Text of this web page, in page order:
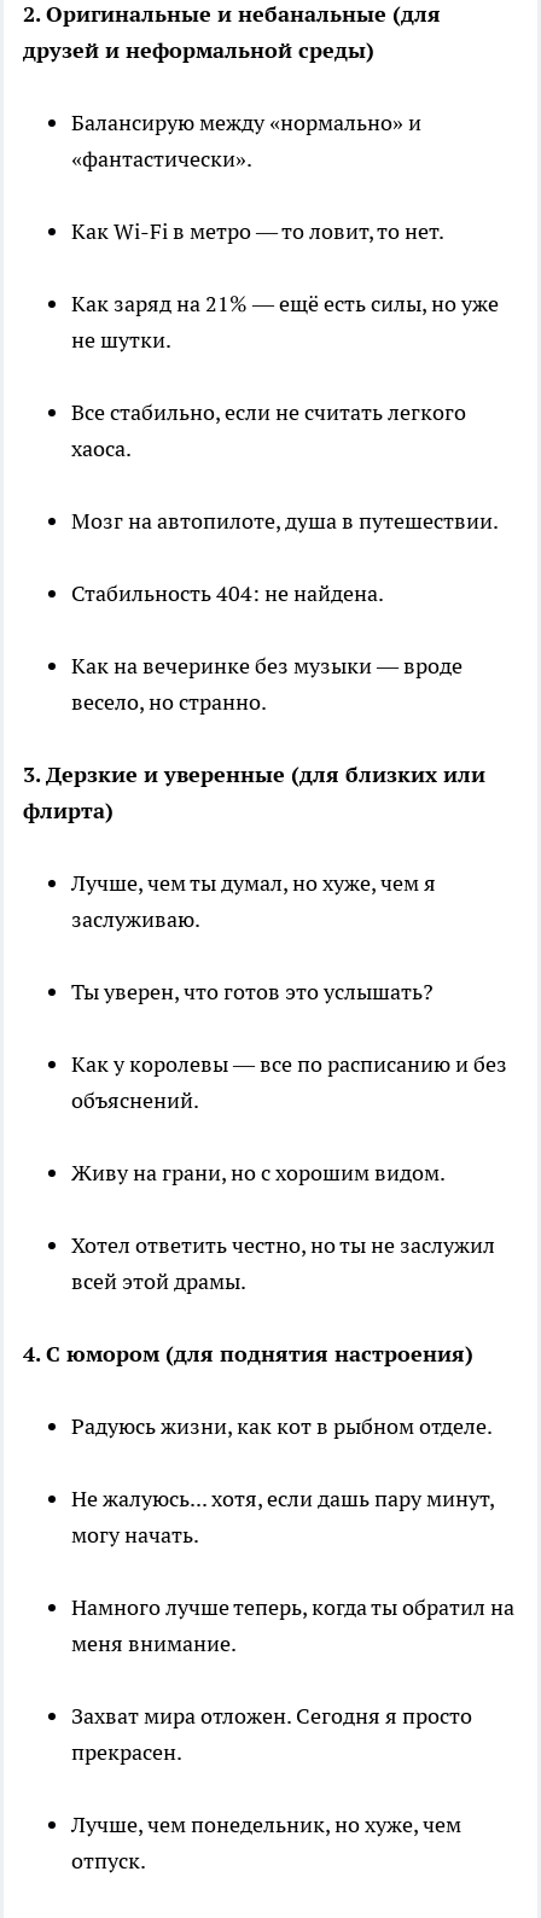
2. Оригинальные и небанальные (для
друзей и неформальной среды)
Балансирую между «нормально» и
«фантастически».
Как Wi-Fi в метро — то ловит, то нет.
Как заряд на 21% — ещё есть силы, но уже
не шутки.
Все стабильно, если не считать легкого
хаоса.
Мозг на автопилоте, душа в путешествии.
Стабильность 404: не найдена.
Как на вечеринке без музыки — вроде
весело, но странно.
3. Дерзкие и уверенные (для близких или
флирта)
Лучше, чем ты думал, но хуже, чем я
заслуживаю.
Ты уверен, что готов это услышать?
Как у королевы — все по расписанию и без
объяснений.
Живу на грани, но с хорошим видом.
Хотел ответить честно, но ты не заслужил
всей этой драмы.
4. С юмором (для поднятия настроения)
Радуюсь жизни, как кот в рыбном отделе.
Не жалуюсь... хотя, если дашь пару минут,
могу начать.
Намного лучше теперь, когда ты обратил на
меня внимание.
Захват мира отложен. Сегодня я просто
прекрасен.
Лучше, чем понедельник, но хуже, чем
отпуск.